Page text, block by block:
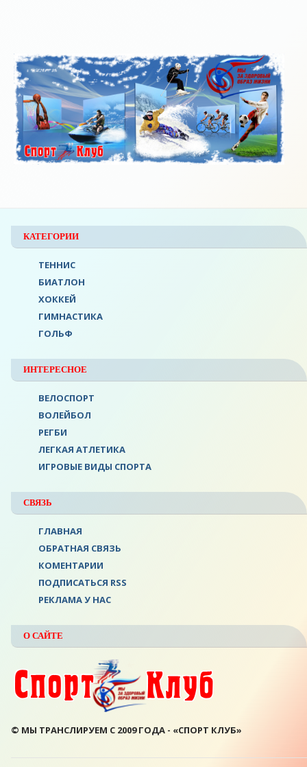
КАТЕГОРИИ
ТЕННИС
БИАТЛОН
ХОККЕЙ
ГИМНАСТИКА
ГОЛЬФ
ИНТЕРЕСНОЕ
ВЕЛОСПОРТ
ВОЛЕЙБОЛ
РЕГБИ
ЛЕГКАЯ АТЛЕТИКА
ИГРОВЫЕ ВИДЫ СПОРТА
СВЯЗЬ
ГЛАВНАЯ
ОБРАТНАЯ СВЯЗЬ
КОМЕНТАРИИ
ПОДПИСАТЬСЯ RSS
РЕКЛАМА У НАС
О САЙТЕ
© МЫ ТРАНСЛИРУЕМ С 2009 ГОДА - «СПОРТ КЛУБ»